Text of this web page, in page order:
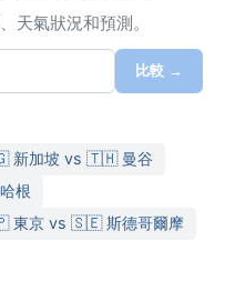
天氣狀況和預測。
比較 →
新加坡 vs 🇹🇭 曼谷
根
京 vs 🇸🇪 斯德哥爾摩